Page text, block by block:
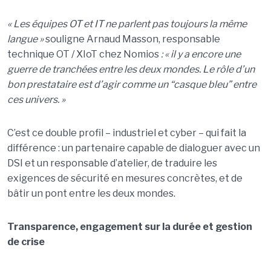
« Les équipes OT et IT ne parlent pas toujours la même
langue »souligne Arnaud Masson, responsable
technique OT / XIoT chez Nomios: « il y a encore une
guerre de tranchées entre les deux mondes. Le rôle d’un
bon prestataire est d’agir comme un “casque bleu” entre
ces univers. »
C’est ce double profil – industriel et cyber – qui fait la
différence : un partenaire capable de dialoguer avec un
DSI et un responsable d’atelier, de traduire les
exigences de sécurité en mesures concrètes, et de
bâtir un pont entre les deux mondes.
Transparence, engagement sur la durée et gestion
de crise